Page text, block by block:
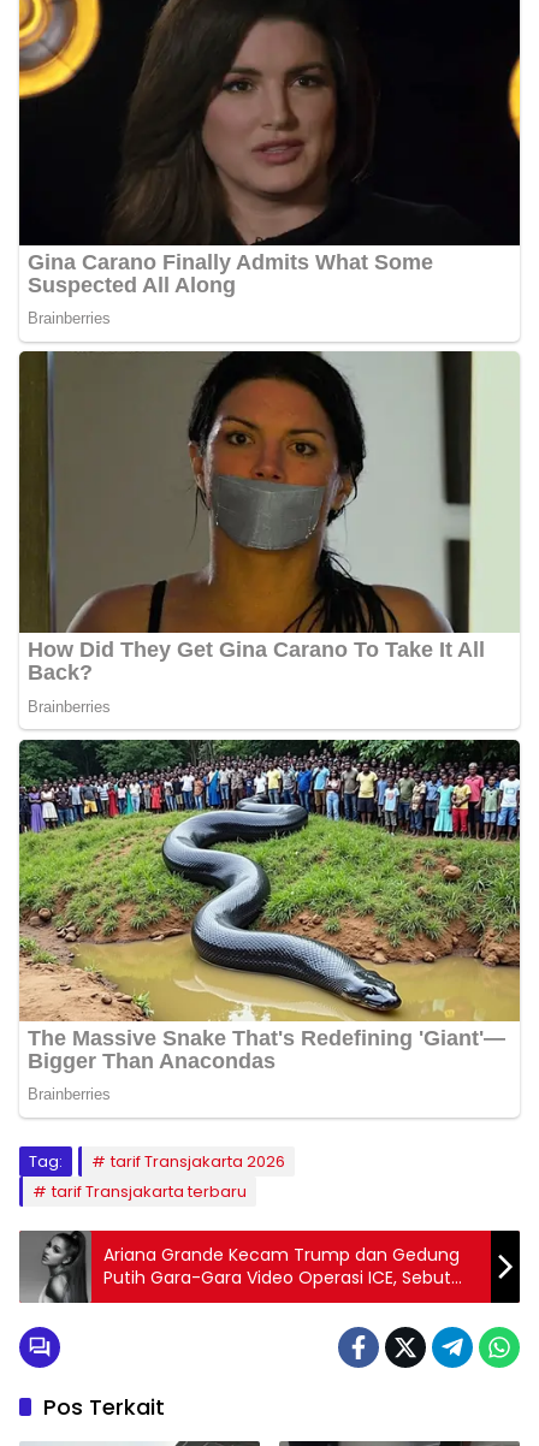
Tag:
tarif Transjakarta 2026
tarif Transjakarta terbaru
Ariana Grande Kecam Trump dan Gedung
Putih Gara-Gara Video Operasi ICE, Sebut
Tidak Manusiawi
Pos Terkait